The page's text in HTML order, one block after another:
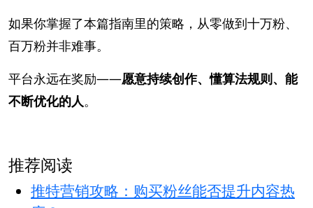
如果你掌握了本篇指南里的策略，从零做到十万粉、
百万粉并非难事。
平台永远在奖励——愿意持续创作、懂算法规则、能
不断优化的人。
推荐阅读
推特营销攻略：购买粉丝能否提升内容热